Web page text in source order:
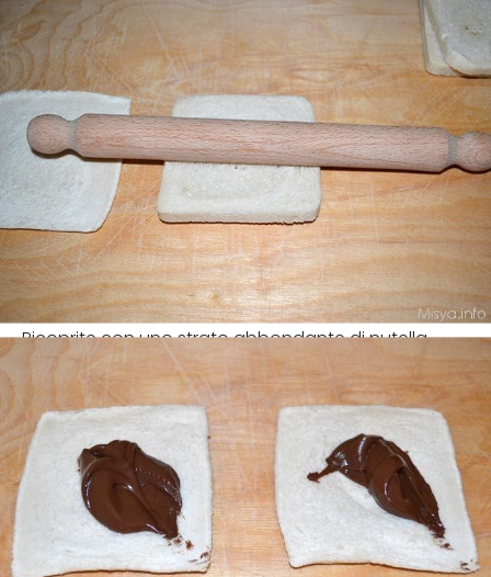
Ricoprite con uno strato abbondante di nutella